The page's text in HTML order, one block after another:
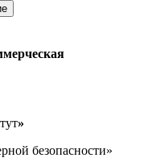
»
безопасности»